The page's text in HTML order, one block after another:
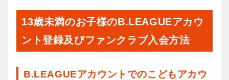
13歳未満のお子様のB.LEAGUEアカウ
ント登録及びファンクラブ入会方法
B.LEAGUEアカウントでのこどもアカウ